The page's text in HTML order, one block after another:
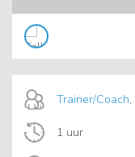
Trainer/Coach,
1 uur